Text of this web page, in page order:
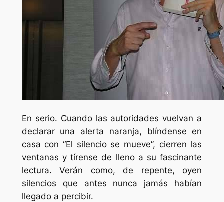
En serio. Cuando las autoridades vuelvan a
declarar una alerta naranja, blíndense en
casa con “El silencio se mueve”, cierren las
ventanas y tírense de lleno a su fascinante
lectura. Verán como, de repente, oyen
silencios que antes nunca jamás habían
llegado a percibir.